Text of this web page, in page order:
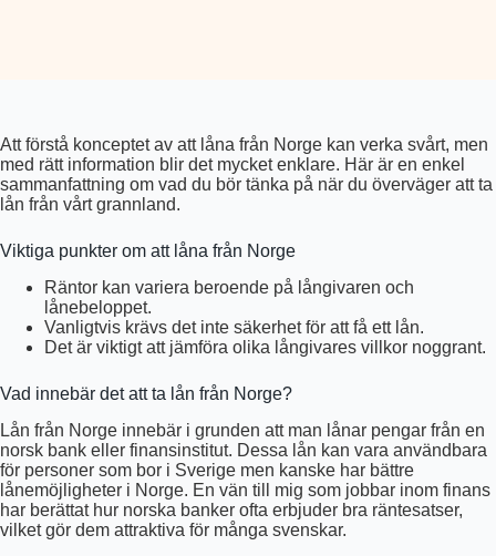
Att förstå konceptet av att låna från Norge kan verka svårt, men
med rätt information blir det mycket enklare. Här är en enkel
sammanfattning om vad du bör tänka på när du överväger att ta
lån från vårt grannland.
Viktiga punkter om att låna från Norge
Räntor kan variera beroende på långivaren och
lånebeloppet.
Vanligtvis krävs det inte säkerhet för att få ett lån.
Det är viktigt att jämföra olika långivares villkor noggrant.
Vad innebär det att ta lån från Norge?
Lån från Norge innebär i grunden att man lånar pengar från en
norsk bank eller finansinstitut. Dessa lån kan vara användbara
för personer som bor i Sverige men kanske har bättre
lånemöjligheter i Norge. En vän till mig som jobbar inom finans
har berättat hur norska banker ofta erbjuder bra räntesatser,
vilket gör dem attraktiva för många svenskar.